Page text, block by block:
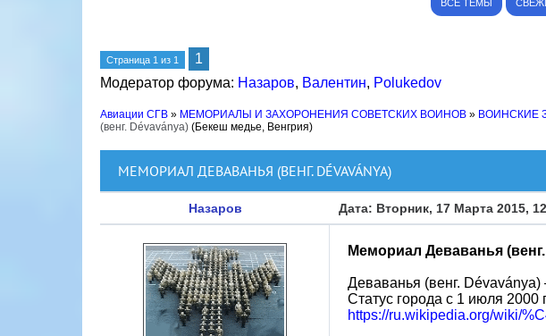
ВСЕ ТЕМЫ
Страница 1 из 1
1
Модератор форума: Назаров, Валентин, Polukedov
Авиации СГВ » МЕМОРИАЛЫ И ЗАХОРОНЕНИЯ СОВЕТСКИХ ВОИНОВ » ВОИНСКИЕ
(венг. Dévaványa) (Бекеш медье, Венгрия)
МЕМОРИАЛ ДЕВАВАНЬЯ (ВЕНГ. DÉVAVÁNYA)
Назаров Дата: Вторник, 17 Марта 2015,
Мемориал Деваванья
Деваванья (венг.
Статус города с 1 июля 2000
https://ru.wikipedia.org/wiki/